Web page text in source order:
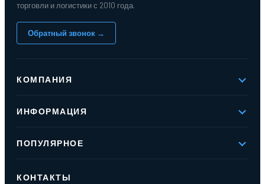
торговли и логистики с 2010 года.
Обратный звонок →
КОМПАНИЯ
Реквизиты
Контакты
ИНФОРМАЦИЯ
Доставка и оплата
ПОПУЛЯРНОЕ
Контейнеры для отходов
КОНТАКТЫ